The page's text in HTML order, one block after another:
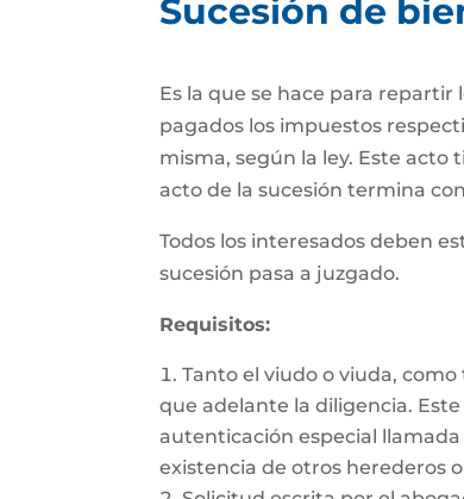
Sucesión de
Es la que se hace para
pagados los impuestos
misma, según la ley. Este acto
acto de la sucesión termina
Todos los interesados deben
sucesión pasa a juzgado.
Requisitos:
Tanto el viudo o viuda,
que adelante la diligencia.
autenticación especial
existencia de otros herederos